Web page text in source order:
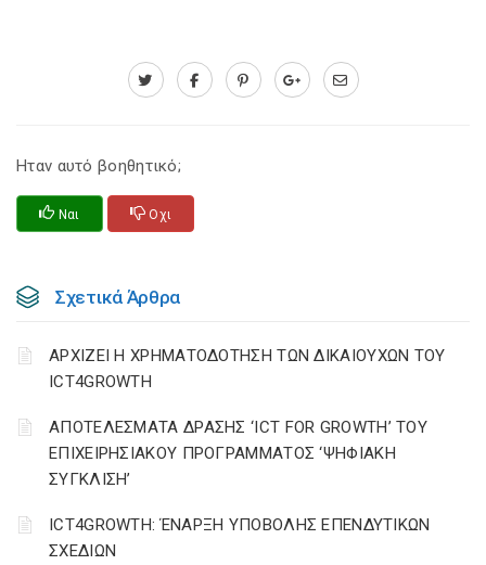
Ηταν αυτό βοηθητικό;
Ναι Οχι
Σχετικά Άρθρα
ΑΡΧΙΖΕΙ Η ΧΡΗΜΑΤΟΔΟΤΗΣΗ ΤΩΝ ΔΙΚΑΙΟΥΧΩΝ ΤΟΥ
ICT4GROWTH
ΑΠΟΤΕΛΕΣΜΑΤΑ ΔΡΑΣΗΣ ‘ICT FOR GROWTH’ ΤΟΥ
ΕΠΙΧΕΙΡΗΣΙΑΚΟΥ ΠΡΟΓΡΑΜΜΑΤΟΣ ‘ΨΗΦΙΑΚΗ
ΣΥΓΚΛΙΣΗ’
ICT4GROWTH: ΈΝΑΡΞΗ ΥΠΟΒΟΛΗΣ ΕΠΕΝΔΥΤΙΚΩΝ
ΣΧΕΔΙΩΝ